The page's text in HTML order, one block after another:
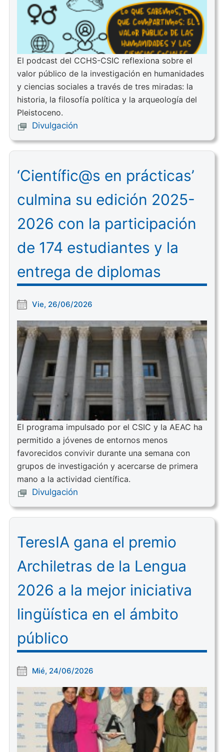
El podcast del CCHS-CSIC reflexiona sobre el
valor público de la investigación en humanidades
y ciencias sociales a través de tres miradas: la
historia, la filosofía política y la arqueología del
Pleistoceno.
Divulgación
‘Científic@s en prácticas’
culmina su edición 2025-
2026 con la participación
de 174 estudiantes y la
entrega de diplomas
Vie, 26/06/2026
El programa impulsado por el CSIC y la AEAC ha
permitido a jóvenes de entornos menos
favorecidos convivir durante una semana con
grupos de investigación y acercarse de primera
mano a la actividad científica.
Divulgación
TeresIA gana el premio
Archiletras de la Lengua
2026 a la mejor iniciativa
lingüística en el ámbito
público
Mié, 24/06/2026